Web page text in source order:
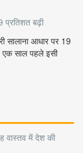
प्रतिशत बढ़ी
सालाना आधार पर 19
साल पहले इसी
वास्तव में देश की